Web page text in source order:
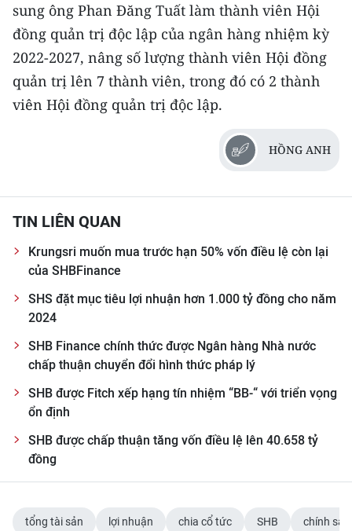
sung ông Phan Đăng Tuất làm thành viên Hội
đồng quản trị độc lập của ngân hàng nhiệm kỳ
2022-2027, nâng số lượng thành viên Hội đồng
quản trị lên 7 thành viên, trong đó có 2 thành
viên Hội đồng quản trị độc lập.
HỒNG ANH
TIN LIÊN QUAN
Krungsri muốn mua trước hạn 50% vốn điều lệ còn lại
của SHBFinance
SHS đặt mục tiêu lợi nhuận hơn 1.000 tỷ đồng cho năm
2024
SHB Finance chính thức được Ngân hàng Nhà nước
chấp thuận chuyển đổi hình thức pháp lý
SHB được Fitch xếp hạng tín nhiệm “BB-“ với triển vọng
ổn định
SHB được chấp thuận tăng vốn điều lệ lên 40.658 tỷ
đồng
tổng tài sản lợi nhuận chia cổ tức SHB chính